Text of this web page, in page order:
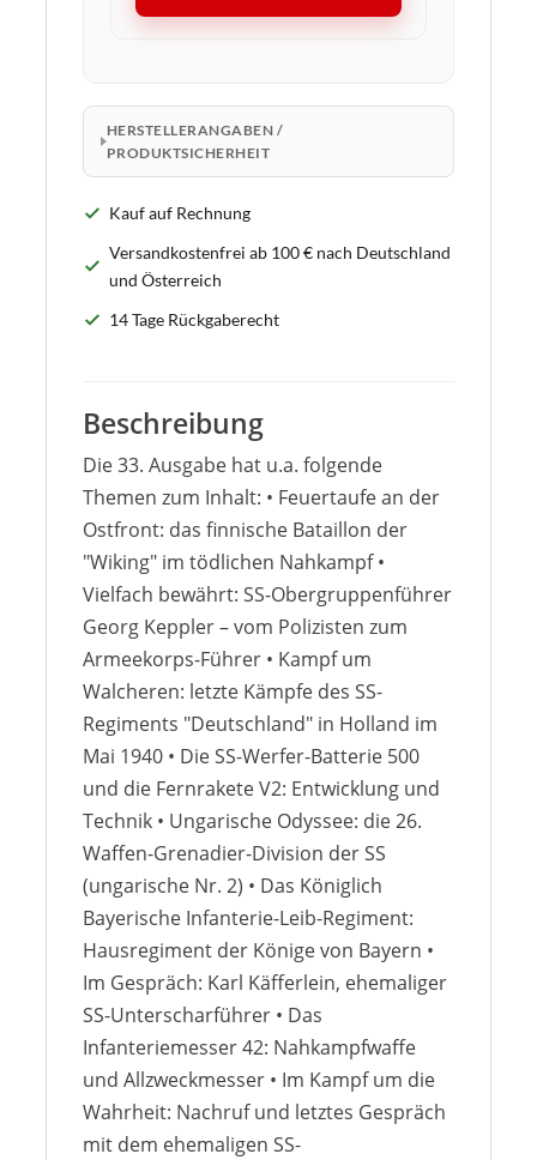
HERSTELLERANGABEN /
PRODUKTSICHERHEIT
Kauf auf Rechnung
Versandkostenfrei ab 100 € nach Deutschland
und Österreich
14 Tage Rückgaberecht
Beschreibung
Die 33. Ausgabe hat u.a. folgende
Themen zum Inhalt: • Feuertaufe an der
Ostfront: das finnische Bataillon der
"Wiking" im tödlichen Nahkampf •
Vielfach bewährt: SS-Obergruppenführer
Georg Keppler – vom Polizisten zum
Armeekorps-Führer • Kampf um
Walcheren: letzte Kämpfe des SS-
Regiments "Deutschland" in Holland im
Mai 1940 • Die SS-Werfer-Batterie 500
und die Fernrakete V2: Entwicklung und
Technik • Ungarische Odyssee: die 26.
Waffen-Grenadier-Division der SS
(ungarische Nr. 2) • Das Königlich
Bayerische Infanterie-Leib-Regiment:
Hausregiment der Könige von Bayern •
Im Gespräch: Karl Käfferlein, ehemaliger
SS-Unterscharführer • Das
Infanteriemesser 42: Nahkampfwaffe
und Allzweckmesser • Im Kampf um die
Wahrheit: Nachruf und letztes Gespräch
mit dem ehemaligen SS-